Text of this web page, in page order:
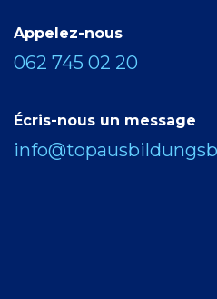
Appelez-nous
062 745 02 20
Écris-nous un message